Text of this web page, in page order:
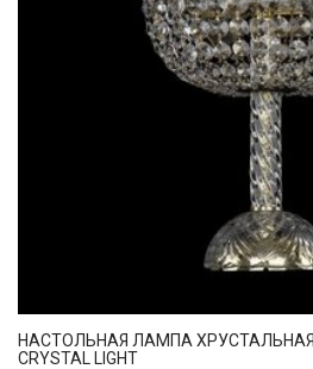
НАСТОЛЬНАЯ ЛАМПА ХРУСТАЛЬНАЯ
CRYSTAL LIGHT